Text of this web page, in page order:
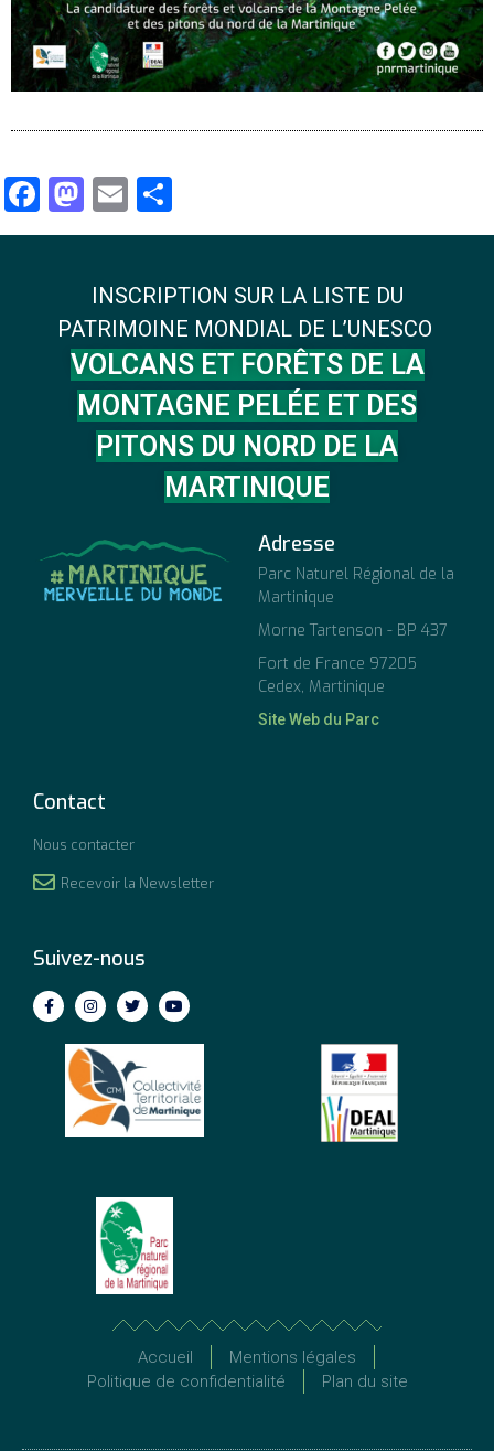
Facebook
Mastodon
Email
INSCRIPTION SUR LA LISTE DU
PATRIMOINE MONDIAL DE L’UNESCO
VOLCANS ET FORÊTS DE LA
MONTAGNE PELÉE ET DES
PITONS DU NORD DE LA
MARTINIQUE
Adresse
Parc Naturel Régional de la
Martinique
Morne Tartenson - BP 437
Fort de France 97205
Cedex, Martinique
Site Web du Parc
Contact
Nous contacter
Recevoir la Newsletter
Suivez-nous
Accueil
Mentions légales
Politique de confidentialité
Plan du site